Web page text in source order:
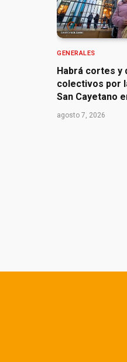
GENERALES
Habrá cortes y
colectivos por
San Cayetano
agosto 7, 2026